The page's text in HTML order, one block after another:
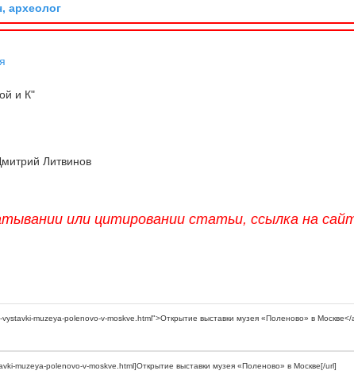
археолог
и К"
Литвинов
или цитировании статьи, ссылка на